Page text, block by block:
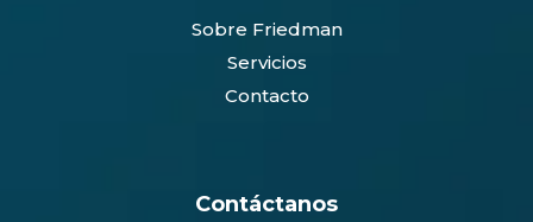
Sobre Friedman
Servicios
Contacto
Contáctanos